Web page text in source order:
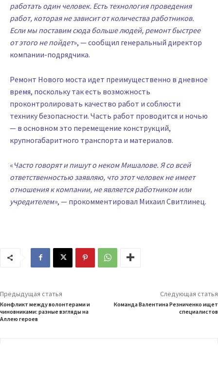
работать один человек. Есть технология проведения
работ, которая не зависит от количества работников.
Если мы поставим сюда больше людей, ремонт быстрее
от этого не пойдет», — сообщил генеральный директор
компании-подрядчика.
Ремонт Нового моста идет преимущественно в дневное
время, поскольку так есть возможность
проконтролировать качество работ и соблюсти
технику безопасности. Часть работ проводится и ночью
— в основном это перемещение конструкций,
крупногабаритного транспорта и материалов.
« Часто говорят и пишут о неком Мишалове. Я со всей
ответственностью заявляю, что этот человек не имеет
отношения к компании, не является работником или
учредителем», — прокомментировал Михаил Свитлинец.
Предыдущая статья
Конфликт между волонтерами и
чиновниками: разные взгляды на
Аллею героев
Следующая статья
Команда Валентина Резниченко ищет
специалистов